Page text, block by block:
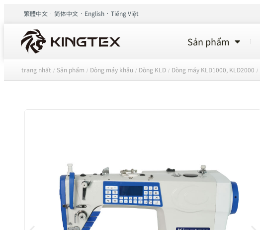
繁體中文 简体中文 English Tiếng Việt
Sản phẩm
trang nhất / Sản phẩm / Dòng máy khâu / Dòng KLD / Dòng máy KLD1000, KLD2000 /